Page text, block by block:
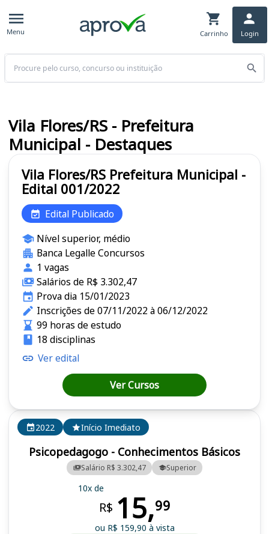
Menu Carrinho Login
Buscar
2022 Início Imediato
Psicopedagogo - Conhecimentos Básicos
Salário R$ 3.302,47 Superior
10x de
R$ 15,99
ou R$ 159,90 à vista
Vila Flores/RS Prefeitura Municipal -
Edital 001/2022
Edital Publicado
Nível superior, médio
Banca Legalle Concursos
1 vagas
Salários de R$ 3.302,47
Prova dia 15/01/2023
Inscrições de 07/11/2022 à 06/12/2022
99 horas de estudo
18 disciplinas
Ver edital
Ver Cursos
Vila Flores/RS - Prefeitura
Municipal - Destaques